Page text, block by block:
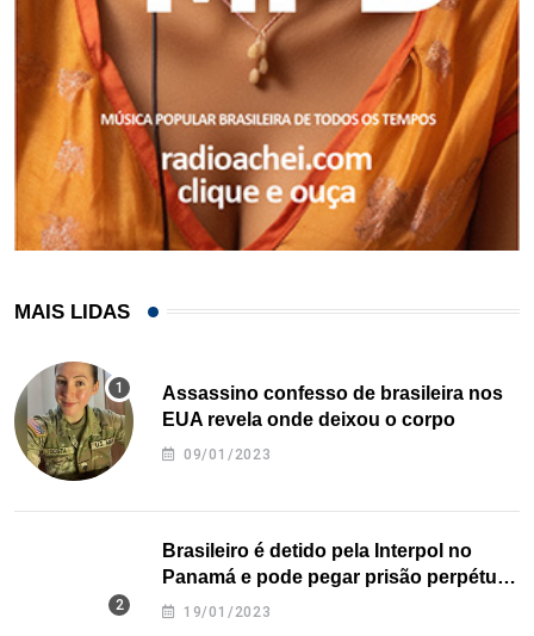
MAIS LIDAS
Assassino confesso de brasileira nos
EUA revela onde deixou o corpo
09/01/2023
Brasileiro é detido pela Interpol no
Panamá e pode pegar prisão perpétua
nos EUA
19/01/2023